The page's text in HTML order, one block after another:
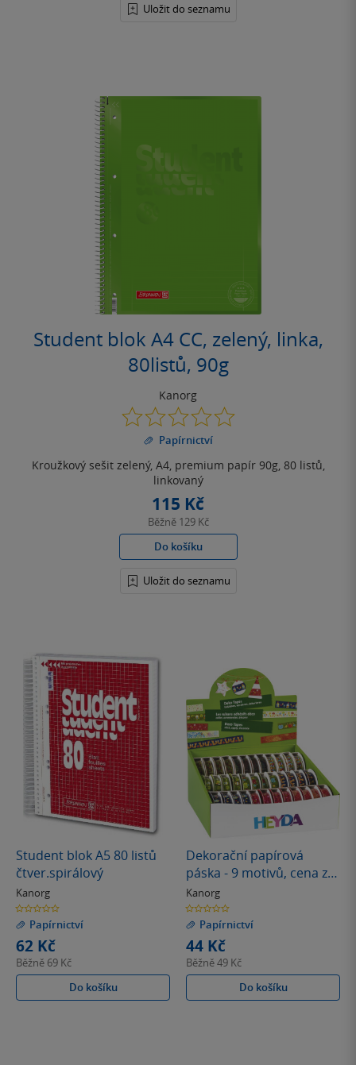
Uložit do seznamu
Student blok A4 CC, zelený, linka,
80listů, 90g
Kanorg
0.0
z
5
Papírnictví
Kroužkový sešit zelený, A4, premium papír 90g, 80 listů,
linkovaný
115 Kč
Běžně 129 Kč
Do košíku
Uložit do seznamu
Student blok A5 80 listů
čtver.spirálový
Kanorg
0.0
z
5
hvězdiček
Papírnictví
62 Kč
Běžně 69 Kč
Do košíku
Dekorační papírová
páska - 9 motivů, cena za
1 kus
Kanorg
0.0
z
5
hvězdiček
Papírnictví
44 Kč
Běžně49 Kč
Do košíku